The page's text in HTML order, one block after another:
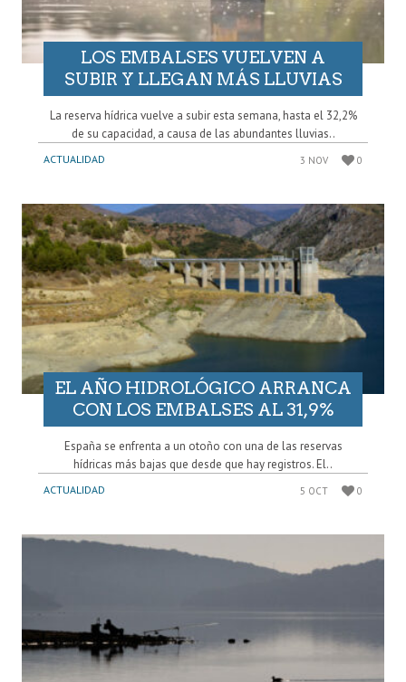
LOS EMBALSES VUELVEN A
SUBIR Y LLEGAN MÁS LLUVIAS
La reserva hídrica vuelve a subir esta semana, hasta el 32,2%
de su capacidad, a causa de las abundantes lluvias..
ACTUALIDAD 3 NOV 0
EL AÑO HIDROLÓGICO ARRANCA
CON LOS EMBALSES AL 31,9%
España se enfrenta a un otoño con una de las reservas
hídricas más bajas que desde que hay registros. El..
ACTUALIDAD 5 OCT 0